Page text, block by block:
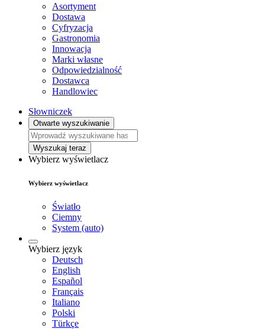
Asortyment
Dostawa
Cyfryzacja
Gastronomia
Innowacja
Marki własne
Odpowiedzialność
Dostawca
Handlowiec
Słowniczek
Otwarte wyszukiwanie
Wyszukaj teraz
Wybierz wyświetlacz
Wybierz wyświetlacz
Światło
Ciemny
System (auto)
Wybierz język
Deutsch
English
Español
Français
Italiano
Polski
Türkçe